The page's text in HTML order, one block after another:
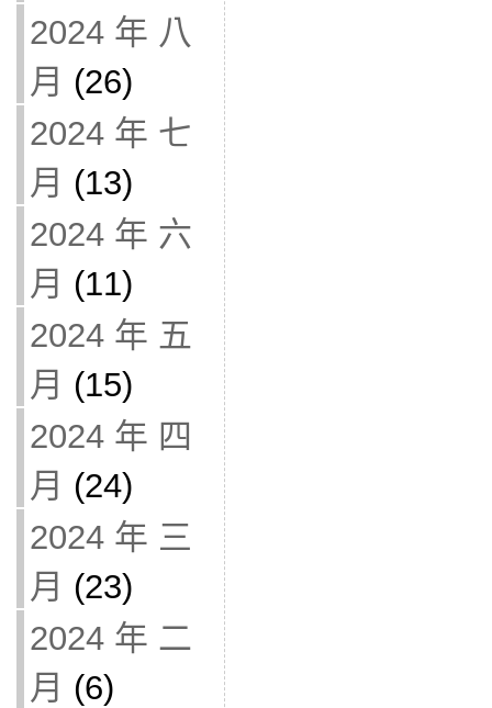
2024 年 八
月 (26)
2024 年 七
月 (13)
2024 年 六
月 (11)
2024 年 五
月 (15)
2024 年 四
月 (24)
2024 年 三
月 (23)
2024 年 二
月 (6)